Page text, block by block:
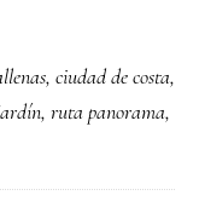
, ciudad de costa,
, ruta panorama,